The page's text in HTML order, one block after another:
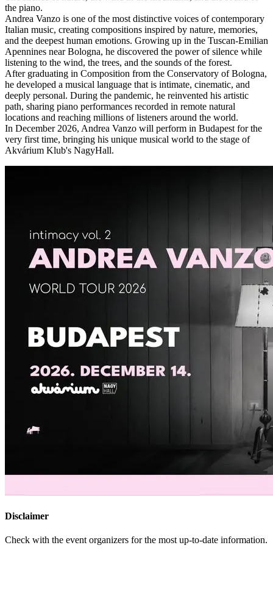
the piano.
Andrea Vanzo is one of the most distinctive voices of contemporary
Italian music, creating compositions inspired by nature, memories,
and the deepest human emotions. Growing up in the Tuscan-Emilian
Apennines near Bologna, he discovered the power of silence while
listening to the wind, the trees, and the sounds of the forest.
After graduating in Composition from the Conservatory of Bologna,
he developed a musical language that is intimate, cinematic, and
deeply personal. During the pandemic, he reinvented his artistic
path, sharing piano performances recorded in remote natural
locations and reaching millions of listeners around the world.
In December 2026, Andrea Vanzo will perform in Budapest for the
very first time, bringing his unique musical world to the stage of
Akvárium Klub's NagyHall.
Disclaimer
Check with the event organizers for the most up-to-date information.